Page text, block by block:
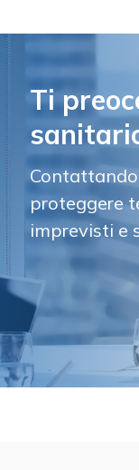
Ti
proteggere
imprevisti e